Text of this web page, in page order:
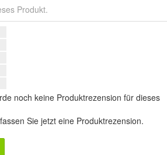
Produkt.
noch keine Produktrezension für dieses
Sie jetzt eine Produktrezension.